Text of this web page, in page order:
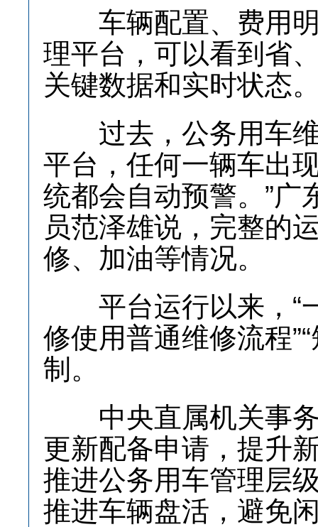
车辆配置、费用明
理平台，可以看到省
关键数据和实时状态
过去，公务用车维
平台，任何一辆车出
统都会自动预警。”广
员范泽雄说，完整的
修、加油等情况。
平台运行以来，“一
修使用普通维修流程
制。
中央直属机关事务
更新配备申请，提升
推进公务用车管理层
推进车辆盘活，避免